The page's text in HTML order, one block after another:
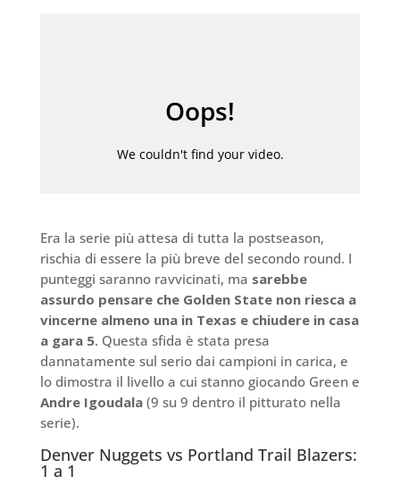
Era la serie più attesa di tutta la postseason,
rischia di essere la più breve del secondo round. I
punteggi saranno ravvicinati, ma sarebbe
assurdo pensare che Golden State non riesca a
vincerne almeno una in Texas e chiudere in casa
a gara 5. Questa sfida è stata presa
dannatamente sul serio dai campioni in carica, e
lo dimostra il livello a cui stanno giocando Green e
Andre Igoudala(9 su 9 dentro il pitturato nella
serie).
Denver Nuggets vs Portland Trail Blazers:
1 a 1